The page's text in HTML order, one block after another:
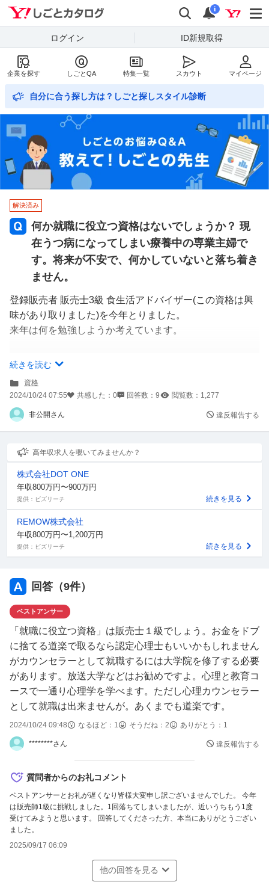
Yahoo!しごとカタログ
検索
通知
i
ログイン ID新規取得
企業を探す しごとQA 特集一覧 スカウト マイページ
自分に合う探し方は？しごと探しスタイル診断
解決済み
何か就職に役立つ資格はないでしょうか？ 現
在うつ病になってしまい療養中の専業主婦で
す。将来が不安で、何かしていないと落ち着き
ません。
登録販売者 販売士3級 食生活アドバイザー(この資格は興
味があり取りました)を今年とりました。
来年は何を勉強しようか考えています。
自分のためにも心理学を勉強してみようか、通信制の大学
業出来ます。)
でもネットで検索すると認定心理士は無駄と書いてありま
すし、悩んでいます。
医師からは休むように言われていますが、家にいると不安
が強くなったり、横になっていると調子がもっと悪くなる
ような気がします。
皆さまオススメの資格を教えてください。
就職に役立たなくても、履歴書に書いておくと好感度の高
い資格でもいいです。
補足
自動車免許も持っています。 行政書士や司法書士、宅建など難易度の高い資
格は私の頭では難しいので、出来れば難易度の低い物があれば教えてくださ
い。
続きを読む
資格
2024/10/24 07:55
共感した： 0 回答数： 9 閲覧数： 1,277
非公開さん 違反報告する
高年収求人を覗いてみませんか？
株式会社DOT ONE
年収800万円〜900万円
提供：ビズリーチ 続きを見る
REMOW株式会社
年収800万円〜1,200万円
提供：ビズリーチ 続きを見る
回答（9件）
ベストアンサー
「就職に役立つ資格」は販売士１級でしょう。お金をドブ
に捨てる道楽で取るなら認定心理士もいいかもしれません
がカウンセラーとして就職するには大学院を修了する必要
があります。放送大学などはお勧めですよ。心理と教育コ
ースで一通り心理学を学べます。ただし心理カウンセラー
として就職は出来ませんが。あくまでも道楽です。
2024/10/24 09:48 なるほど： 1 そうだね： 2 ありがとう： 1
********さん 違反報告する
質問者からのお礼コメント
ベストアンサーとお礼が遅くなり皆様大変申し訳ございませんでした。 今年
は販売師1級に挑戦しました。1回落ちてしまいましたが、近いうちもう1度
受けてみようと思います。 回答してくださった方、本当にありがとうござい
ました。
2025/09/17 06:09
他の回答を見る